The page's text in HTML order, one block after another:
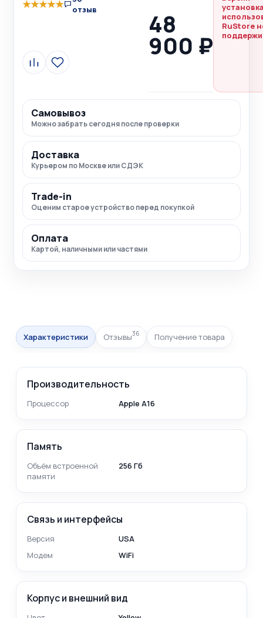
★★★★★
отзыв
Сравнить
В
избранное
48
900 ₽
RuStore
Самовывоз
Можно забрать сегодня после проверки
Доставка
Курьером по Москве или СДЭК
Trade-in
Оценим старое устройство перед покупкой
Оплата
Картой, наличными или частями
Характеристики Отзывы36 Получение товара
Производительность
Процессор Apple A16
Память
Объём встроенной
памяти
256 Гб
Связь и интерфейсы
Версия
USA
Модем
WiFi
Корпус и внешний вид